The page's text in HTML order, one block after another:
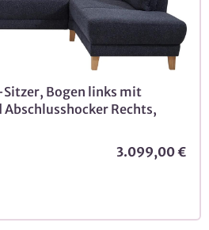
Bogen links mit
Rechts,
3.099,00 €